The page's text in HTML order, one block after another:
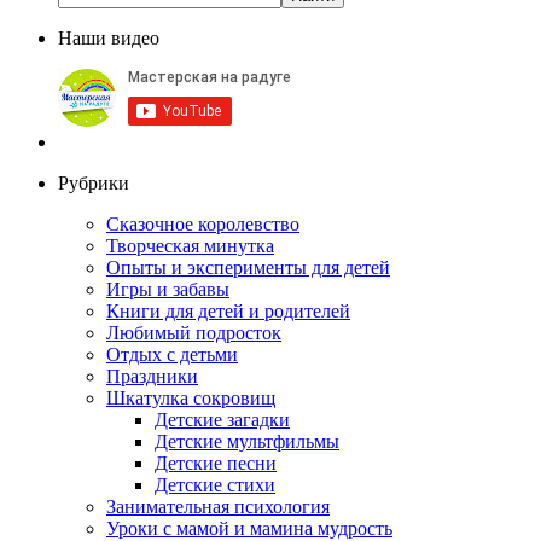
Наши видео
Рубрики
Сказочное королевство
Творческая минутка
Опыты и эксперименты для детей
Игры и забавы
Книги для детей и родителей
Любимый подросток
Отдых с детьми
Праздники
Шкатулка сокровищ
Детские загадки
Детские мультфильмы
Детские песни
Детские стихи
Занимательная психология
Уроки с мамой и мамина мудрость